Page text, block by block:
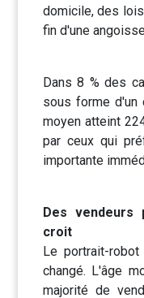
domicile, des
fin d'une
Dans 8 % des
sous forme d'un
moyen atteint
par ceux qui
importante
Des vendeurs
croit
Le portrait-
changé. L'âge
majorité de